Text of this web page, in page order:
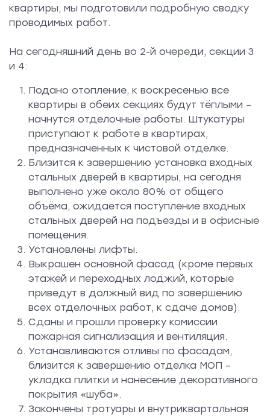
квартиры, мы подготовили подробную сводку
проводимых работ.
На сегодняшний день во 2-й очереди, секции 3
и 4:
Подано отопление, к воскресенью все
квартиры в обеих секциях будут тёплыми –
начнутся отделочные работы. Штукатуры
приступают к работе в квартирах,
предназначенных к чистовой отделке.
Близится к завершению установка входных
стальных дверей в квартиры, на сегодня
выполнено уже около 80% от общего
объёма, ожидается поступление входных
стальных дверей на подъезды и в офисные
помещения.
Установлены лифты.
Выкрашен основной фасад (кроме первых
этажей и переходных лоджий, которые
приведут в должный вид по завершению
всех отделочных работ, к сдаче домов).
Сданы и прошли проверку комиссии
пожарная сигнализация и вентиляция.
Устанавливаются отливы по фасадам,
близится к завершению отделка МОП –
укладка плитки и нанесение декоративного
покрытия «шуба».
Закончены тротуары и внутриквартальная